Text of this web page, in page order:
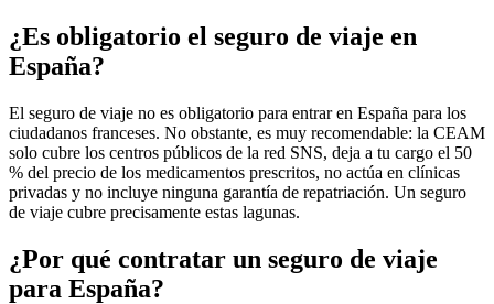
¿Es obligatorio el seguro de viaje en
España?
El seguro de viaje no es obligatorio para entrar en España para los
ciudadanos franceses. No obstante, es muy recomendable: la CEAM
solo cubre los centros públicos de la red SNS, deja a tu cargo el 50
% del precio de los medicamentos prescritos, no actúa en clínicas
privadas y no incluye ninguna garantía de repatriación. Un seguro
de viaje cubre precisamente estas lagunas.
¿Por qué contratar un seguro de viaje
para España?